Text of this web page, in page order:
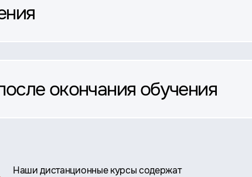
окончания обучения
Наши дистанционные курсы содержат